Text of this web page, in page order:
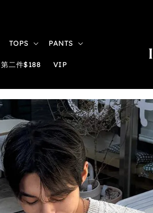
TOPS PANTS
第二件$188 VIP